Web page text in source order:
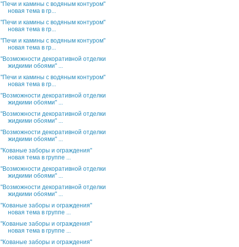
"Печи и камины с водяным контуром"
новая тема в гр...
"Печи и камины с водяным контуром"
новая тема в гр...
"Печи и камины с водяным контуром"
новая тема в гр...
"Возможности декоративной отделки
жидкими обоями" ...
"Печи и камины с водяным контуром"
новая тема в гр...
"Возможности декоративной отделки
жидкими обоями" ...
"Возможности декоративной отделки
жидкими обоями" ...
"Возможности декоративной отделки
жидкими обоями" ...
"Кованые заборы и ограждения"
новая тема в группе ...
"Возможности декоративной отделки
жидкими обоями" ...
"Возможности декоративной отделки
жидкими обоями" ...
"Кованые заборы и ограждения"
новая тема в группе ...
"Кованые заборы и ограждения"
новая тема в группе ...
"Кованые заборы и ограждения"